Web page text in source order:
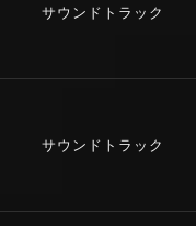
サウンドトラック
サウンドトラック